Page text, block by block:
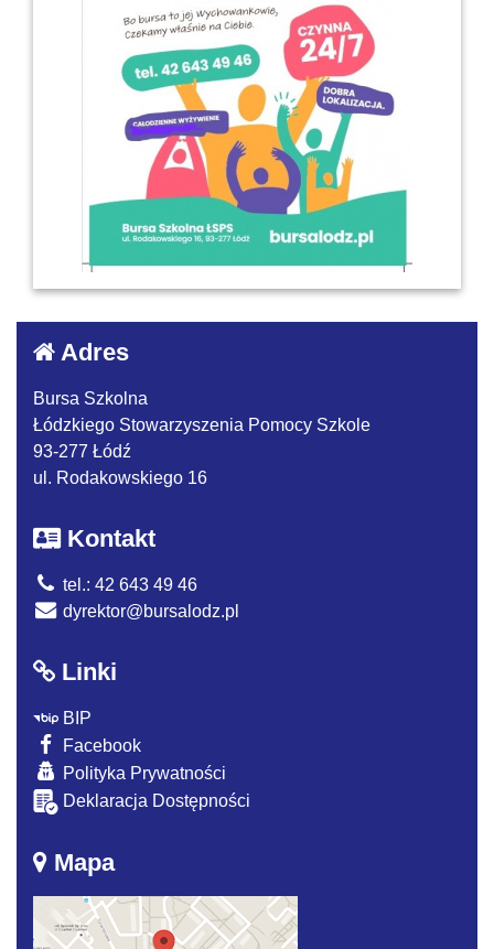
Adres
Bursa Szkolna
Łódzkiego Stowarzyszenia Pomocy Szkole
93-277 Łódź
ul. Rodakowskiego 16
Kontakt
tel.: 42 643 49 46
dyrektor@bursalodz.pl
Linki
BIP
Facebook
Polityka Prywatności
Deklaracja Dostępności
Mapa